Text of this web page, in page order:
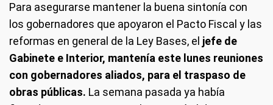
Para asegurarse mantener la buena sintonía con
los gobernadores que apoyaron el Pacto Fiscal y las
reformas en general de la Ley Bases, el jefe de
Gabinete e Interior, mantenía este lunes reuniones
con gobernadores aliados, para el traspaso de
obras públicas. La semana pasada ya había